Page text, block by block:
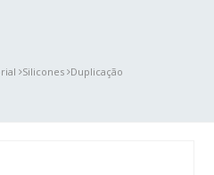
Silicones Duplicação